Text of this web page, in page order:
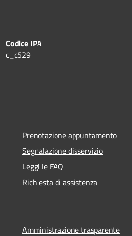
Codice IPA
c_c529
Prenotazione appuntamento
Segnalazione disservizio
Leggi le FAQ
Richiesta di assistenza
Amministrazione trasparente